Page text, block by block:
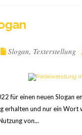
Slogan, Texterstellung
für einen neuen Slogan
erhalten und nur ein Wort
von...